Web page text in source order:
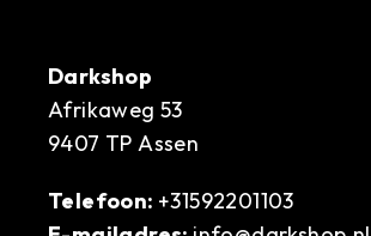
Darkshop
Afrikaweg 53
9407 TP Assen
Telefoon: +31592201103